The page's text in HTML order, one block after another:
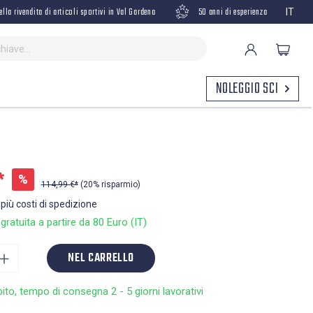
rivendita di articoli sportivi in Val Gardena 50 anni di esperienza IT
NOLEGGIO SCI
% 114,99 €* (20% risparmio)
costi di spedizione
a partire da 80 Euro (IT)
NEL CARRELLO
tempo di consegna 2 - 5 giorni lavorativi